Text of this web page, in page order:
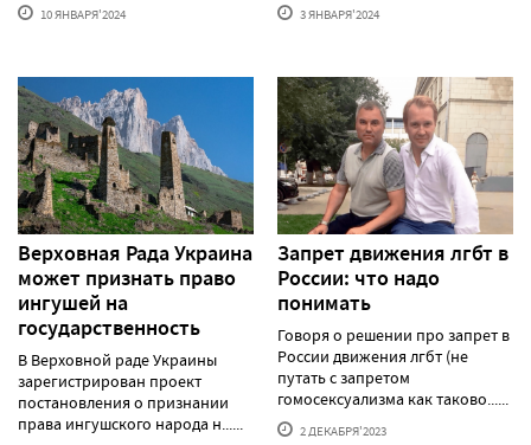
10 ЯНВАРЯ'2024 3 ЯНВАРЯ'2024
Верховная Рада Украина
может признать право
ингушей на
государственность
В Верховной раде Украины
зарегистрирован проект
постановления о признании
права ингушского народа н......
Запрет движения лгбт в
России: что надо
понимать
Говоря о решении про запрет в
России движения лгбт (не
путать с запретом
гомосексуализма как таково......
2 ДЕКАБРЯ'2023